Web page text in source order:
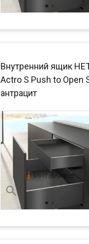
Внутренний ящик
Actro S Push to Open
антрацит